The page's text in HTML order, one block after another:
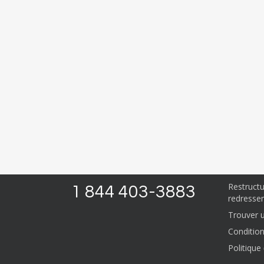
1 844 403-3883
Trouver
Politique